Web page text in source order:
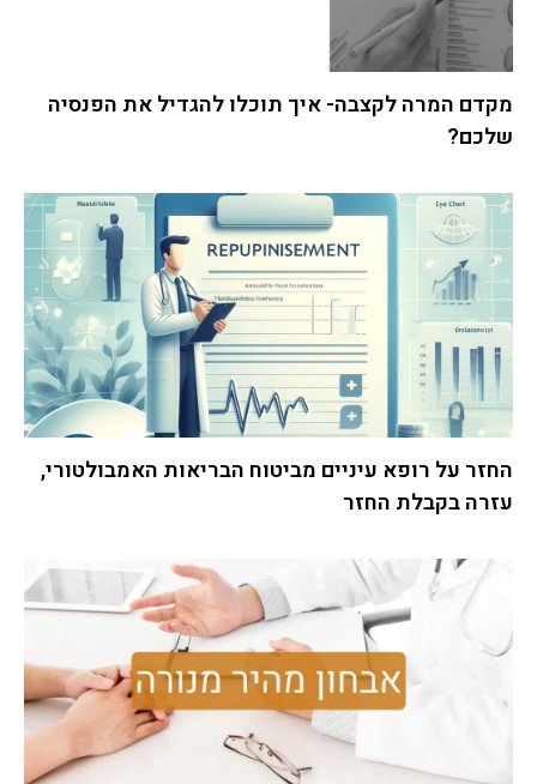
מקדם המרה לקצבה- איך תוכלו להגדיל את הפנסיה
שלכם?
החזר על רופא עיניים מביטוח הבריאות האמבולטורי,
עזרה בקבלת החזר